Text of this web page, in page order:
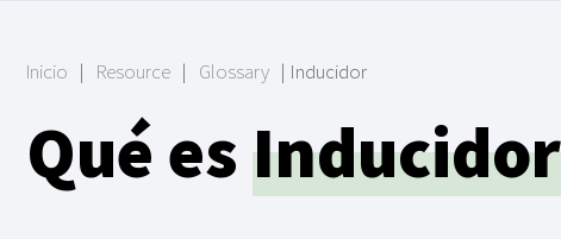
Inicio | Resource | Glossary | Inducidor
Qué esInducidor